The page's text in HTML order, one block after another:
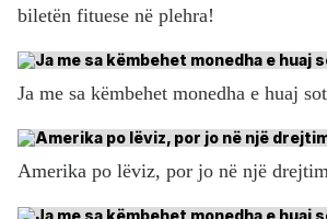
biletën fituese në plehra!
Ja me sa këmbehet monedha e huaj
Amerika po lëviz, por jo në një